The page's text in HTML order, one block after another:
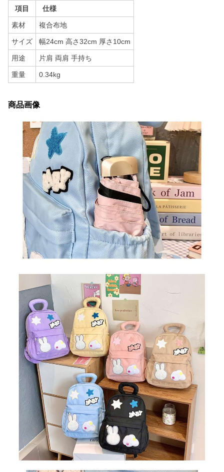
項目 仕様
素材 複合布地
サイズ 幅24cm 高さ32cm 厚さ10cm
用途 片肩 両肩 手持ち
重量 0.34kg
商品画像